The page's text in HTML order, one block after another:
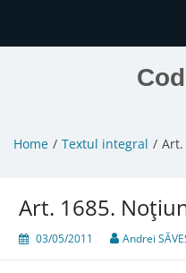
Home Textul integral Art.
Art. 1685.
03/05/2011 Andrei